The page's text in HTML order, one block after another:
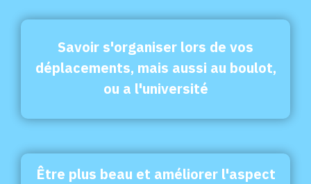
Savoir s'organiser lors de vos
déplacements, mais aussi au boulot,
ou a l'université
Être plus beau et améliorer l'aspect